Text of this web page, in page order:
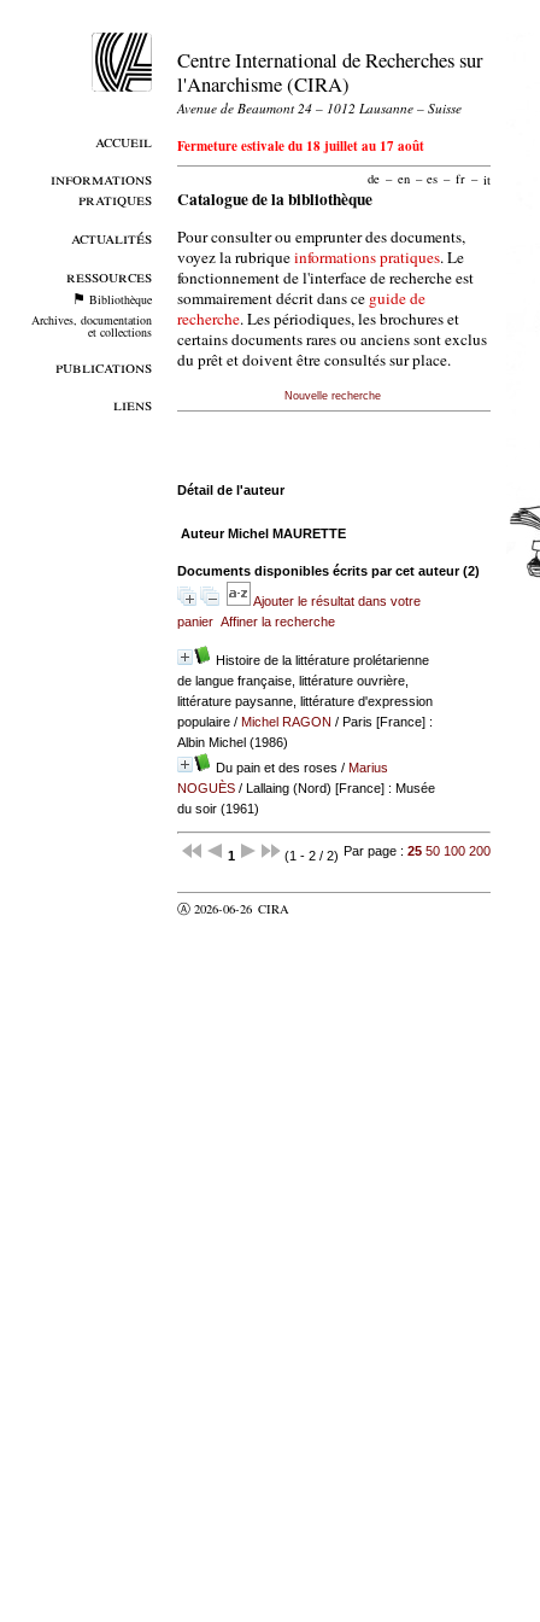
accueil
informations
pratiques
actualités
ressources
Bibliothèque
Archives, documentation
et collections
publications
liens
Centre International de Recherches sur
l'Anarchisme (CIRA)
Avenue de Beaumont 24 – 1012 Lausanne – Suisse
Fermeture estivale du 18 juillet au 17 août
de – en – es – fr – it
Catalogue de la bibliothèque
Pour consulter ou emprunter des documents,
voyez la rubriqueinformations pratiques. Le
fonctionnement de l'interface de recherche est
sommairement décrit dans ce guide de
recherche. Les périodiques, les brochures et
certains documents rares ou anciens sont exclus
du prêt et doivent être consultés sur place.
Nouvelle recherche
Détail de l'auteur
Auteur Michel MAURETTE
Documents disponibles écrits par cet auteur (2)
Ajouter le résultat dans votre
panier Affiner la recherche
Histoire de la littérature prolétarienne
de langue française, littérature ouvrière,
littérature paysanne, littérature d'expression
populaire/ Michel RAGON / Paris [France] :
Albin Michel (1986)
Du pain et des roses / Marius
NOGUÈS/ Lallaing (Nord) [France] : Musée
du soir (1961)
1 (1 - 2 / 2) Par page : 25 50 100 200
Ⓐ 2026-06-26 CIRA